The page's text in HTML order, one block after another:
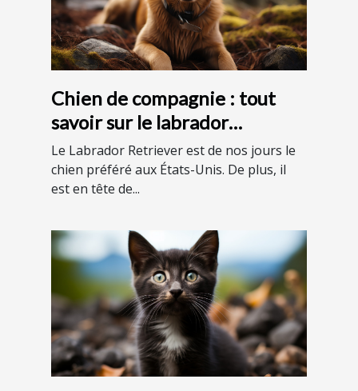
Chien de compagnie : tout
savoir sur le labrador
Retriever
Le Labrador Retriever est de nos jours le
chien préféré aux États-Unis. De plus, il
est en tête de...